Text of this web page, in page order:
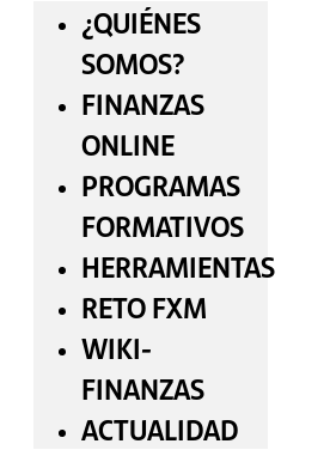
¿QUIÉNES
SOMOS?
FINANZAS
ONLINE
PROGRAMAS
FORMATIVOS
HERRAMIENTAS
RETO FXM
WIKI-
FINANZAS
ACTUALIDAD